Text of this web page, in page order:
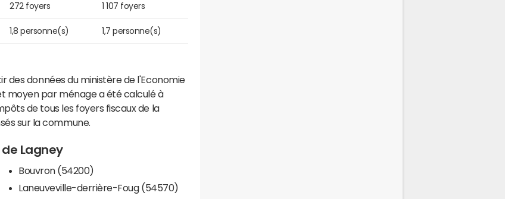
272 foyers 1 107 foyers
1,8 personne(s) 1,7 personne(s)
des données du ministère de l'Economie
moyen par ménage a été calculé à
de tous les foyers fiscaux de la
sur la commune.
Lagney
Bouvron (54200)
Laneuveville-derrière-Foug (54570)